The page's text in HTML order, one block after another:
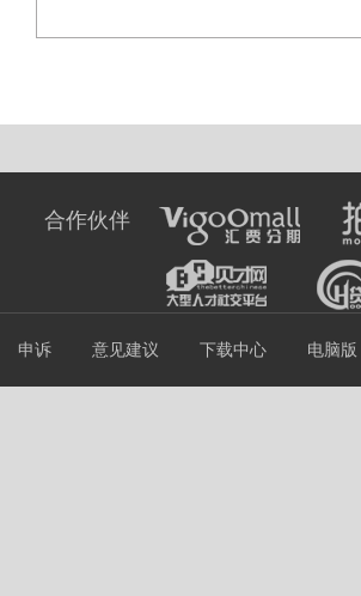
合作伙伴
申诉 意见建议 下载中心 电脑版